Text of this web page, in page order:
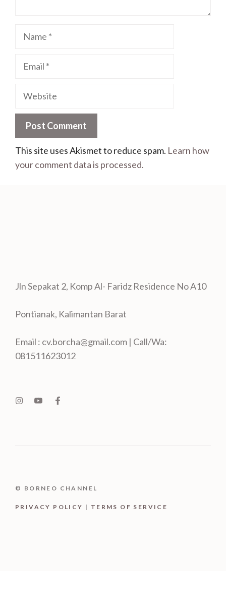
This site uses Akismet to reduce spam. Learn how
your comment data is processed.
Jln Sepakat 2, Komp Al- Faridz Residence No A10
Pontianak, Kalimantan Barat
Email : cv.borcha@gmail.com | Call/Wa:
081511623012
© BORNEO CHANNEL
PRIVACY POLICY | TERMS OF SERVICE